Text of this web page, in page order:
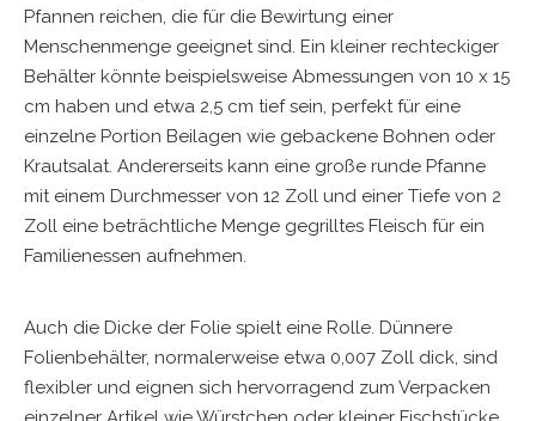
Pfannen reichen, die für die Bewirtung einer
Menschenmenge geeignet sind. Ein kleiner rechteckiger
Behälter könnte beispielsweise Abmessungen von 10 x 15
cm haben und etwa 2,5 cm tief sein, perfekt für eine
einzelne Portion Beilagen wie gebackene Bohnen oder
Krautsalat. Andererseits kann eine große runde Pfanne
mit einem Durchmesser von 12 Zoll und einer Tiefe von 2
Zoll eine beträchtliche Menge gegrilltes Fleisch für ein
Familienessen aufnehmen.
Auch die Dicke der Folie spielt eine Rolle. Dünnere
Folienbehälter, normalerweise etwa 0,007 Zoll dick, sind
flexibler und eignen sich hervorragend zum Verpacken